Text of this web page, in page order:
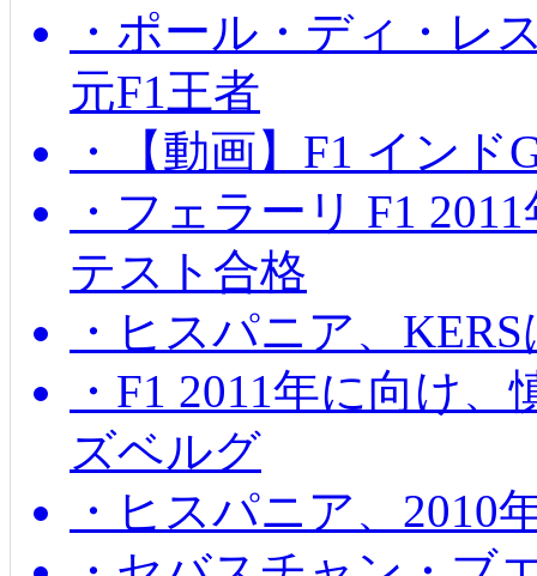
・ポール・ディ・レ
元F1王者
・【動画】F1 イン
・フェラーリ F1
テスト合格
・ヒスパニア、
・F1 2011年に向け
ズベルグ
・ヒスパニア、2010